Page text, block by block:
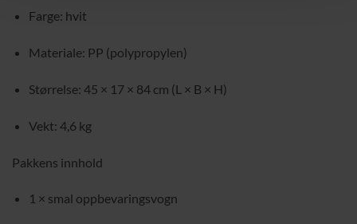
Farge: hvit
Materiale: PP (polypropylen)
Størrelse: 45 × 17 × 84 cm (L × B × H)
Vekt: 4,6 kg
Pakkens innhold
1 × smal oppbevaringsvogn